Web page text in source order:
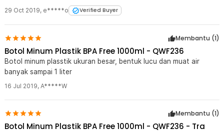
29 Oct 2019, e*****o Verified Buyer
Membantu (1)
Botol Minum Plastik BPA Free 1000ml - QWF236
Botol minum plasstik ukuran besar, bentuk lucu dan muat air
banyak sampai 1 liter
16 Jul 2019, A*****W
Membantu (1)
Botol Minum Plastik BPA Free 1000ml - QWF236 - Tra